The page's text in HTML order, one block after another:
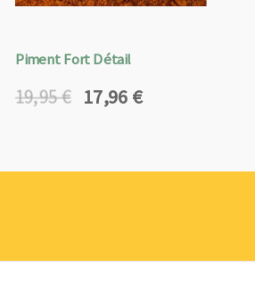
Piment Fort Détail
19,95€
Le
était :
17,96 €
Le
est :